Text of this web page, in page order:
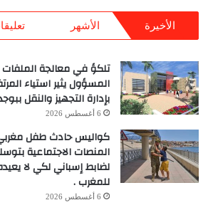
الأخيرة الأشهر
تلكؤ في معالجة
المسؤول يثير استياء
بإدارة التجهيز والنقل
6 أغسطس 2026
كواليس حادث طفل
المنصات الاجتماعية
لضابط إسباني لكي لا
للمغرب .
6 أغسطس 2026